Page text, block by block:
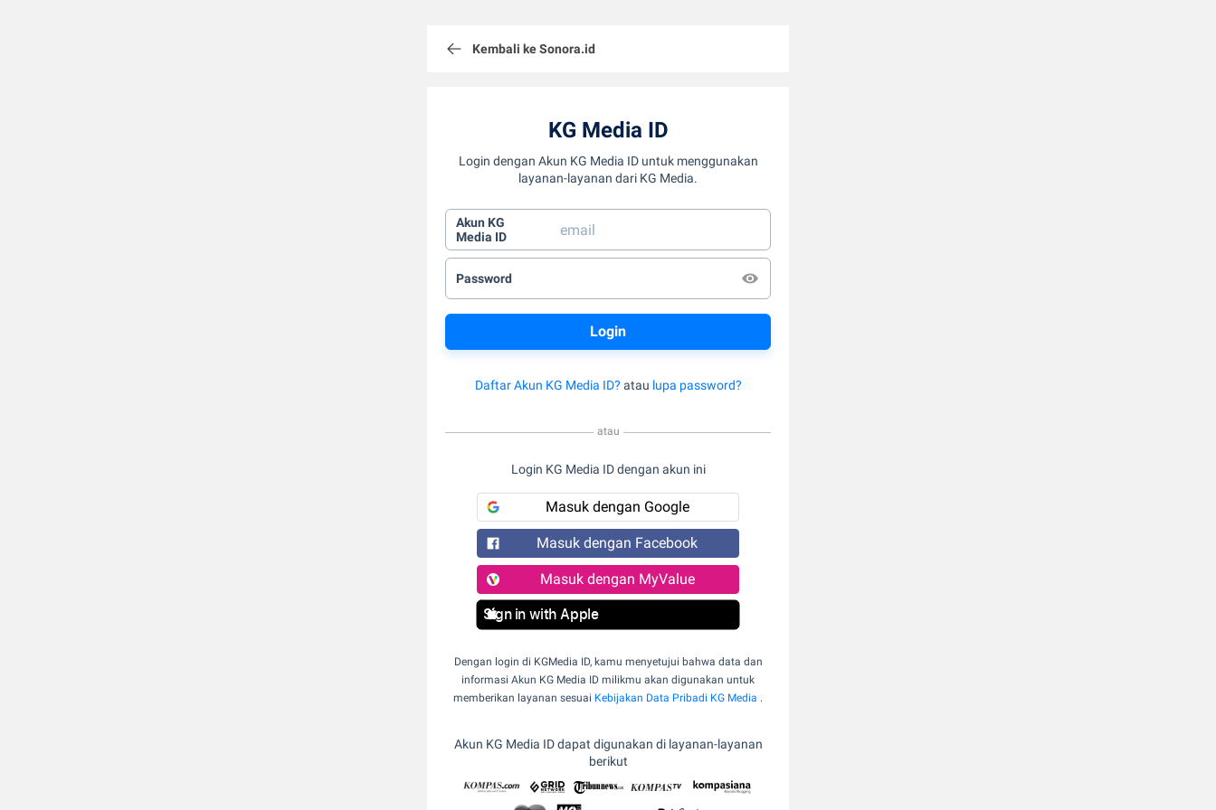
Kembali ke Sonora.id
KG Media ID
Login dengan Akun KG Media ID untuk menggunakan
layanan-layanan dari KG Media.
Akun KG
Media ID
Password
Daftar Akun KG Media ID? atau lupa password?
atau
Login KG Media ID dengan akun ini
Masuk dengan Google
Masuk dengan Facebook
Masuk dengan MyValue
Sign in with Apple
Dengan login di KGMedia ID, kamu menyetujui bahwa data dan
informasi Akun KG Media ID milikmu akan digunakan untuk
memberikan layanan sesuai Kebijakan Data Pribadi KG Media .
Akun KG Media ID dapat digunakan di layanan-layanan
berikut